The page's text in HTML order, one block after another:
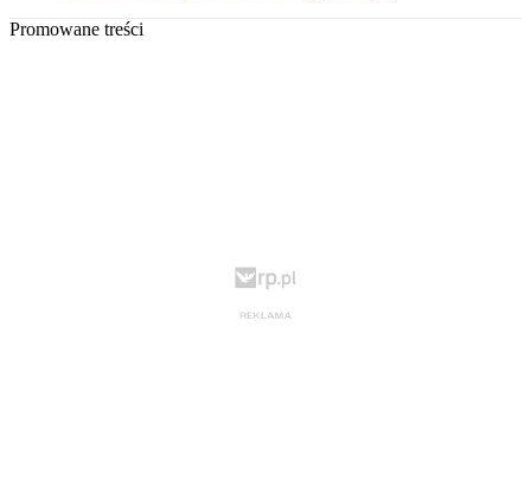
Promowane treści